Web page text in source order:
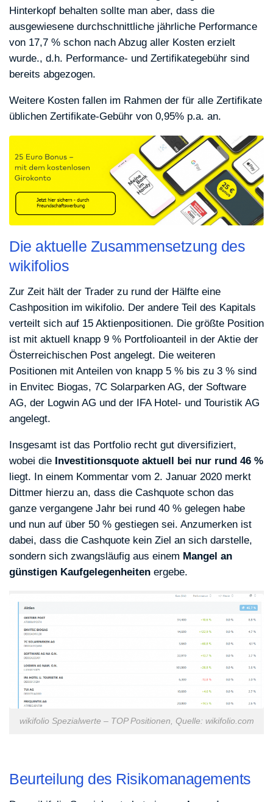
Hinterkopf behalten sollte man aber, dass die
ausgewiesene durchschnittliche jährliche Performance
von 17,7 % schon nach Abzug aller Kosten erzielt
wurde., d.h. Performance- und Zertifikategebühr sind
bereits abgezogen.
Weitere Kosten fallen im Rahmen der für alle Zertifikate
üblichen Zertifikate-Gebühr von 0,95% p.a. an.
Die aktuelle Zusammensetzung des
wikifolios
Zur Zeit hält der Trader zu rund der Hälfte eine
Cashposition im wikifolio. Der andere Teil des Kapitals
verteilt sich auf 15 Aktienpositionen. Die größte Position
ist mit aktuell knapp 9 % Portfolioanteil in der Aktie der
Österreichischen Post angelegt. Die weiteren
Positionen mit Anteilen von knapp 5 % bis zu 3 % sind
in Envitec Biogas, 7C Solarparken AG, der Software
AG, der Logwin AG und der IFA Hotel- und Touristik AG
angelegt.
Insgesamt ist das Portfolio recht gut diversifiziert,
wobei die Investitionsquote aktuell bei nur rund 46 %
liegt. In einem Kommentar vom 2. Januar 2020 merkt
Dittmer hierzu an, dass die Cashquote schon das
ganze vergangene Jahr bei rund 40 % gelegen habe
und nun auf über 50 % gestiegen sei. Anzumerken ist
dabei, dass die Cashquote kein Ziel an sich darstelle,
sondern sich zwangsläufig aus einem Mangel an
günstigen Kaufgelegenheiten ergebe.
wikifolio Spezialwerte – TOP Positionen, Quelle: wikifolio.com
Beurteilung des Risikomanagements